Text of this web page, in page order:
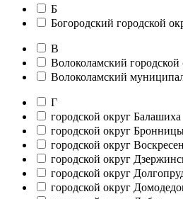
Б
Богородский городской
В
Волоколамский городской
Волоколамский
Г
городской округ Балашиха
городской округ
городской округ
городской округ
городской округ
городской округ